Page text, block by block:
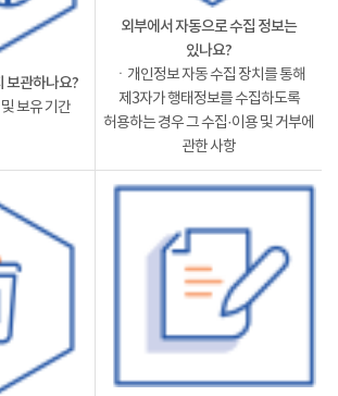
보관하나요?
보유 기간
외부에서 자동으로 수집 정보는
있나요?
ㆍ개인정보 자동 수집 장치를 통해
제3자가 행태정보를 수집하도록
허용하는 경우 그 수집·이용 및 거부에
관한 사항